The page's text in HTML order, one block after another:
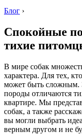
Блог ›
Спокойные
тихие
В мире собак
характера. Для тех,
может быть сложным.
породы отличаются
квартире. Мы
собак, а также
вы могли выбрать
верным другом и не